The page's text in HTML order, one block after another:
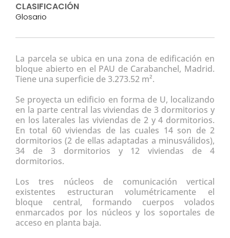
CLASIFICACIÓN
Glosario
La parcela se ubica en una zona de edificación en
bloque abierto en el PAU de Carabanchel, Madrid.
Tiene una superficie de 3.273.52 m².
Se proyecta un edificio en forma de U, localizando
en la parte central las viviendas de 3 dormitorios y
en los laterales las viviendas de 2 y 4 dormitorios.
En total 60 viviendas de las cuales 14 son de 2
dormitorios (2 de ellas adaptadas a minusválidos),
34 de 3 dormitorios y 12 viviendas de 4
dormitorios.
Los tres núcleos de comunicación vertical
existentes estructuran volumétricamente el
bloque central, formando cuerpos volados
enmarcados por los núcleos y los soportales de
acceso en planta baja.